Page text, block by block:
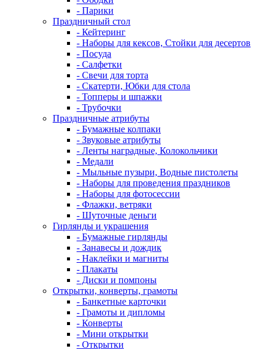
- Парики
Праздничный стол
- Кейтеринг
- Наборы для кексов, Стойки для десертов
- Посуда
- Салфетки
- Свечи для торта
- Скатерти, Юбки для стола
- Топперы и шпажки
- Трубочки
Праздничные атрибуты
- Бумажные колпаки
- Звуковые атрибуты
- Ленты наградные, Колокольчики
- Медали
- Мыльные пузыри, Водные пистолеты
- Наборы для проведения праздников
- Наборы для фотосессии
- Флажки, ветряки
- Шуточные деньги
Гирлянды и украшения
- Бумажные гирлянды
- Занавесы и дождик
- Наклейки и магниты
- Плакаты
- Диски и помпоны
Открытки, конверты, грамоты
- Банкетные карточки
- Грамоты и дипломы
- Конверты
- Мини открытки
- Открытки